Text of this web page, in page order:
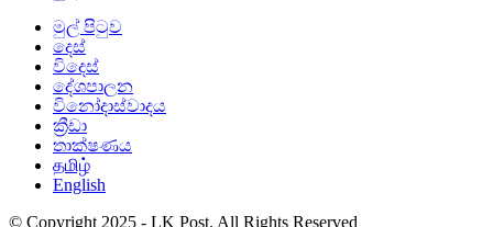
මුල් පිටුව
දෙස්
විදෙස්
දේශපාලන
විනෝදාස්වාදය
ක්‍රීඩා
තාක්ෂණය
தமிழ்
English
© Copyright 2025 - LK Post. All Rights Reserved